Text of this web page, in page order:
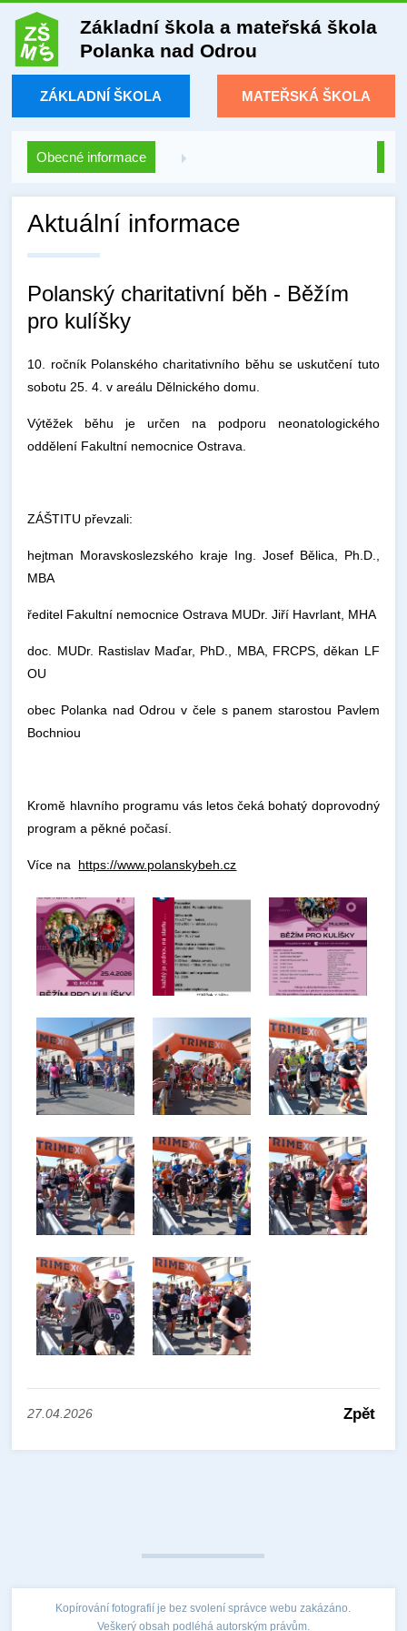
Základní škola a mateřská škola
Polanka nad Odrou
ZÁKLADNÍ ŠKOLA MATEŘSKÁ ŠKOLA
Obecné informace
Aktuální informace
Polanský charitativní běh - Běžím
pro kulíšky
10. ročník Polanského charitativního běhu se uskutčení tuto
sobotu 25. 4. v areálu Dělnického domu.
Výtěžek běhu je určen na podporu neonatologického
oddělení Fakultní nemocnice Ostrava.
ZÁŠTITU převzali:
hejtman Moravskoslezského kraje Ing. Josef Bělica, Ph.D.,
MBA
ředitel Fakultní nemocnice Ostrava MUDr. Jiří Havrlant, MHA
doc. MUDr. Rastislav Maďar, PhD., MBA, FRCPS, děkan LF
OU
obec Polanka nad Odrou v čele s panem starostou Pavlem
Bochniou
Kromě hlavního programu vás letos čeká bohatý doprovodný
program a pěkné počasí.
Více na https://www.polanskybeh.cz
27.04.2026 Zpět
Kopírování fotografií je bez svolení správce webu zakázáno.
Veškerý obsah podléhá autorským právům.